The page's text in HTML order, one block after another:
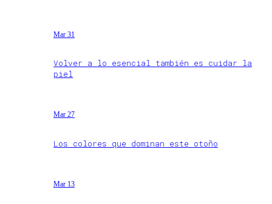
Mar 31
Volver a lo esencial también es cuidar la
piel
Mar 27
Los colores que dominan este otoño
Mar 13